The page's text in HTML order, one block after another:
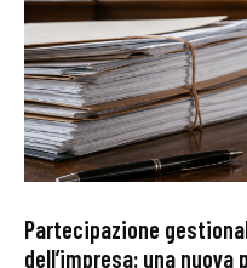
Partecipazione
dell’impresa: una nuova